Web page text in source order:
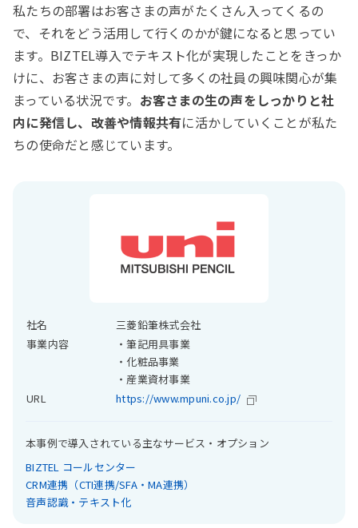
私たちの部署はお客さまの声がたくさん入ってくるの
で、それをどう活用して行くのかが鍵になると思ってい
ます。BIZTEL導入でテキスト化が実現したことをきっか
けに、お客さまの声に対して多くの社員の興味関心が集
まっている状況です。 お客さまの生の声をしっかりと社
内に発信し、改善や情報共有に活かしていくことが私た
ちの使命だと感じています。
社名
三菱鉛筆株式会社
事業内容
・筆記用具事業
・化粧品事業
・産業資材事業
URL
https://www.mpuni.co.jp/
本事例で導入されている主なサービス・オプション
BIZTEL コールセンター
CRM連携（CTI連携/SFA・MA連携）
音声認識・テキスト化